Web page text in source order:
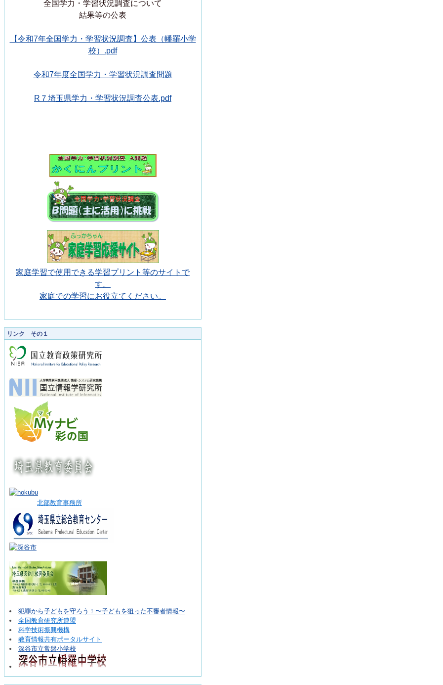
全国学力・学習状況調査について
結果等の公表
【令和7年全国学力・学習状況調査】公表（幡羅小学
校）.pdf
令和7年度全国学力・学習状況調査問題
R７埼玉県学力・学習状況調査公表.pdf
家庭学習で使用できる学習プリント等のサイトで
す。
家庭での学習にお役立てください。
リンク その１
北部教育事務所
犯罪から子どもを守ろう！〜子どもを狙った不審者情報〜
全国教育研究所連盟
科学技術振興機構
教育情報共有ポータルサイト
深谷市立常盤小学校